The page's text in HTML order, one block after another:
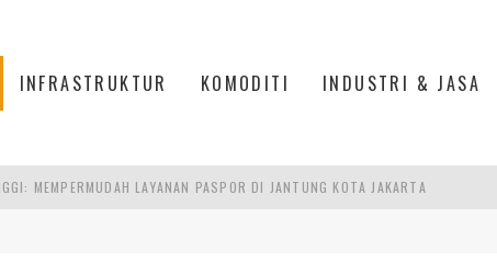
INFRASTRUKTUR KOMODITI INDUSTRI & JASA
MEMPERMUDAH LAYANAN PASPOR DI JANTUNG KOTA JAKARTA
AYAM, KULINER LEGENDARIS DI PASAR BARU JAKARTA
MENENTUKAN MASA DEPAN INDONESIA